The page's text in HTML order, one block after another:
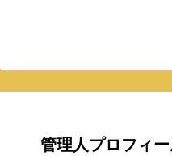
管理人プロフィ